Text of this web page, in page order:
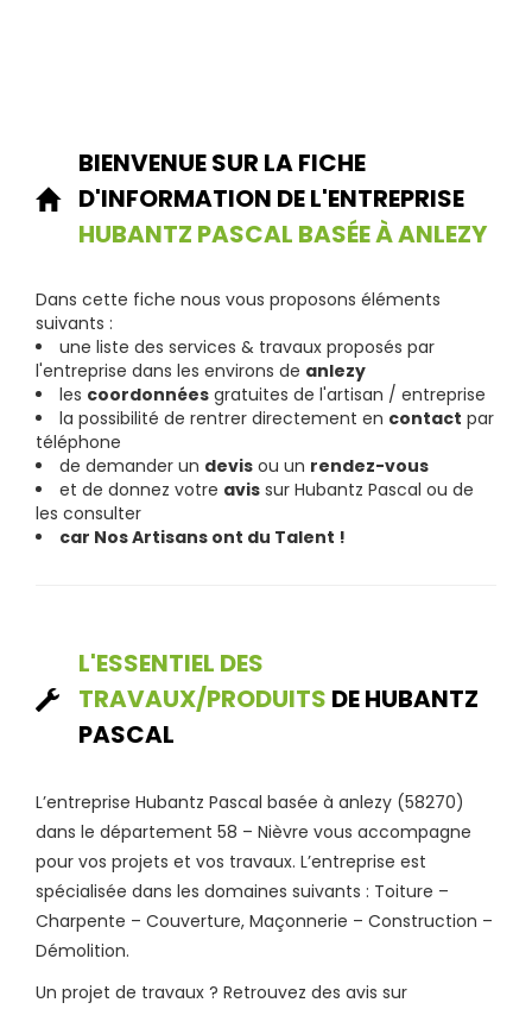
BIENVENUE SUR LA FICHE
D'INFORMATION DE L'ENTREPRISE
HUBANTZ PASCAL BASÉE À ANLEZY
Dans cette fiche nous vous proposons éléments
suivants :
une liste des services & travaux proposés par
l'entreprise dans les environs de anlezy
les coordonnées gratuites de l'artisan / entreprise
la possibilité de rentrer directement en contact par
téléphone
de demander un devis ou un rendez-vous
et de donnez votre avis sur Hubantz Pascal ou de
les consulter
car Nos Artisans ont du Talent !
L'ESSENTIEL DES
TRAVAUX/PRODUITS DE HUBANTZ
PASCAL
L’entreprise Hubantz Pascal basée à anlezy (58270)
dans le département 58 – Nièvre vous accompagne
pour vos projets et vos travaux. L’entreprise est
spécialisée dans les domaines suivants : Toiture –
Charpente – Couverture, Maçonnerie – Construction –
Démolition.
Un projet de travaux ? Retrouvez des avis sur